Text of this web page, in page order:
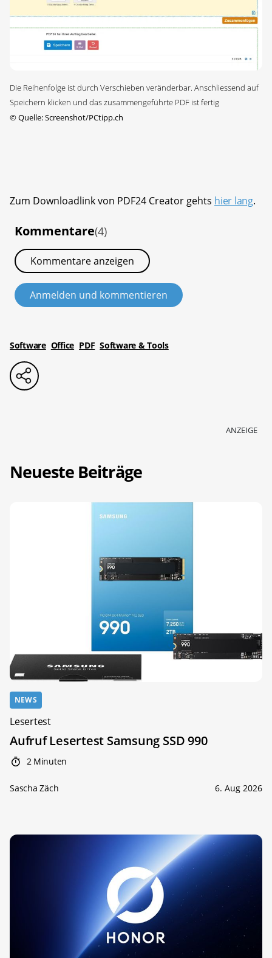
Die Reihenfolge ist durch Verschieben veränderbar. Anschliessend auf
Speichern klicken und das zusammengeführte PDF ist fertig
©Quelle: Screenshot/PCtipp.ch
Zum Downloadlink von PDF24 Creator gehts hier lang.
Kommentare(4)
Kommentare anzeigen
Anmelden und kommentieren
Software Office PDF Software & Tools
ANZEIGE
Neueste Beiträge
NEWS
Lesertest
Aufruf Lesertest Samsung SSD 990
2 Minuten
Sascha Zäch 6. Aug 2026